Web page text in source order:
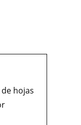
hojas